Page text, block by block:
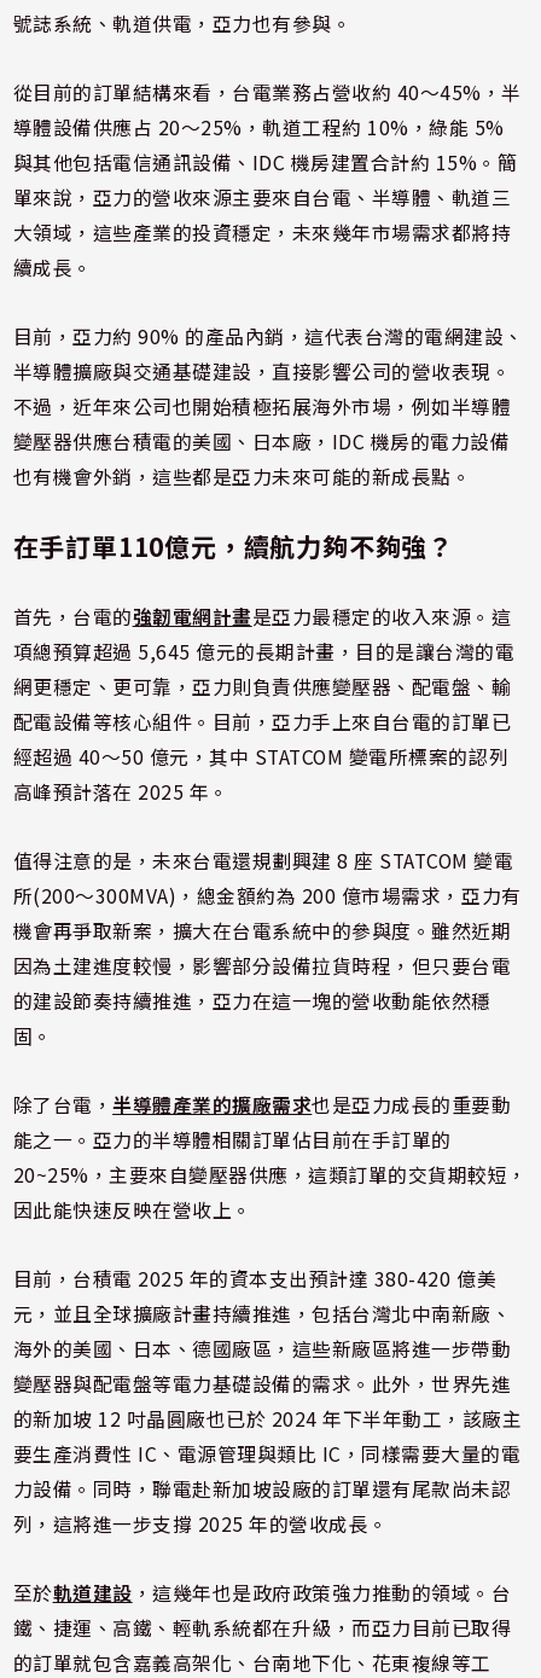
號誌系統、軌道供電，亞力也有參與。
從目前的訂單結構來看，台電業務占營收約 40～45%，半
導體設備供應占 20～25%，軌道工程約 10%，綠能 5%
與其他包括電信通訊設備、IDC 機房建置合計約 15%。簡
單來說，亞力的營收來源主要來自台電、半導體、軌道三
大領域，這些產業的投資穩定，未來幾年市場需求都將持
續成長。
目前，亞力約 90% 的產品內銷，這代表台灣的電網建設、
半導體擴廠與交通基礎建設，直接影響公司的營收表現。
不過，近年來公司也開始積極拓展海外市場，例如半導體
變壓器供應台積電的美國、日本廠，IDC 機房的電力設備
也有機會外銷，這些都是亞力未來可能的新成長點。
在手訂單110億元，續航力夠不夠強？
首先，台電的強韌電網計畫是亞力最穩定的收入來源。這
項總預算超過 5,645 億元的長期計畫，目的是讓台灣的電
網更穩定、更可靠，亞力則負責供應變壓器、配電盤、輸
配電設備等核心組件。目前，亞力手上來自台電的訂單已
經超過 40～50 億元，其中 STATCOM 變電所標案的認列
高峰預計落在 2025 年。
值得注意的是，未來台電還規劃興建 8 座 STATCOM 變電
所(200～300MVA)，總金額約為 200 億市場需求，亞力有
機會再爭取新案，擴大在台電系統中的參與度。雖然近期
因為土建進度較慢，影響部分設備拉貨時程，但只要台電
的建設節奏持續推進，亞力在這一塊的營收動能依然穩
固。
除了台電，半導體產業的擴廠需求也是亞力成長的重要動
能之一。亞力的半導體相關訂單佔目前在手訂單的
20~25%，主要來自變壓器供應，這類訂單的交貨期較短，
因此能快速反映在營收上。
目前，台積電 2025 年的資本支出預計達 380-420 億美
元，並且全球擴廠計畫持續推進，包括台灣北中南新廠、
海外的美國、日本、德國廠區，這些新廠區將進一步帶動
變壓器與配電盤等電力基礎設備的需求。此外，世界先進
的新加坡 12 吋晶圓廠也已於 2024 年下半年動工，該廠主
要生產消費性 IC、電源管理與類比 IC，同樣需要大量的電
力設備。同時，聯電赴新加坡設廠的訂單還有尾款尚未認
列，這將進一步支撐 2025 年的營收成長。
至於軌道建設 ，這幾年也是政府政策強力推動的領域。台
鐵、捷運、高鐵、輕軌系統都在升級，而亞力目前已取得
的訂單就包含嘉義高架化、台南地下化、花東複線等工